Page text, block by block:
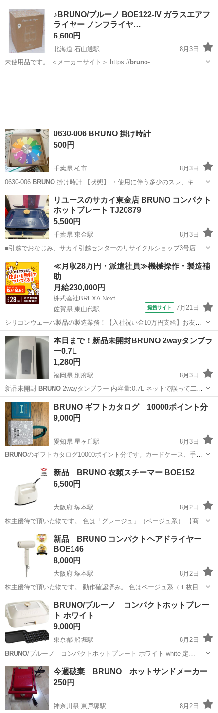
ィックが壊れた為、それ以外のセットになります。 軽量カップ？のみ
傷等使用感あります。 ブレンダースティック以外はまだ使用出来ます
が、別の物に買い換えたので...
島根 松江市 キッチン家電
♪BRUNO/ブルーノ BOE122-IV ガラスエアフ
ライヤー ノンフライヤ…
6,600円
北海道 石山通駅
8月3日
未使用品です。 ＜メーカーサイト＞ https://bruno-
0630-006 BRUNO 掛け時計
500円
千葉県 柏市
8月3日
0630-006 BRUNO掛け時計 【状態】 ・使用に伴う多少のスレ、キ
ズ、落としきれない汚れなどございます ・詳細は現地でご確認くださ
い ・お値引きは出来かねますのでご了承願います ※中古品のため、
状...
千葉 柏市 BRUNO
リユースのサカイ東金店 BRUNO コンパクト
ホットプレート TJ20879
5,500円
千葉県 東金駅
8月3日
■引越でおなじみ、サカイ引越センターのリサイクルショップ3号店が
オープン致しました。 リユースのサカイ東金店です！ ★住所：千葉県
東金市南上宿11-8 JR東金駅から徒歩15分です！ ただいまオープンキ
ャンペーン...
千葉 東金市 東金駅 キッチン家電 BRUNO
≪月収28万円・派遣社員≫機械操作・製造補
助
月給230,000円
株式会社BREXA Next
佐賀県 東山代駅
提携サイト 7月21日
シリコンウェーハ製品の製造業務！【入社祝い金10万円支給】お友達
やカップルとの応募OK◎年間休日129日＆休出なしでプライベート充
実♪業務はクリーンルームで快適作業◎自社正社員登用制度あり★1食
300円～の格安食堂あり！《佐...
佐賀 伊万里市 東山代駅 その他
本日まで！新品未開封BRUNO 2wayタンブラ
ー0.7L
1,280円
福岡県 別府駅
8月3日
新品未開封 BRUNO2wayタンブラー 内容量:0.7L ネットで誤って二つ
買ってしまい、 返品の期間が過ぎたため出品します。
福岡 福岡市 生活雑貨
BRUNO ギフトカタログ 10000ポイント分
9,000円
愛知県 星ヶ丘駅
8月3日
BRUNOのギフトカタログ10000ポイント分です。カードケース、手提
げ袋とセットでお渡しします。 お好きな商品と交換できます。 人気の
コンパクトホットプレートやオートクックポットなども交換対象で
す。 有効期限：2027...
名古屋市 その他
新品 BRUNO 衣類スチーマー BOE152
6,500円
大阪府 塚本駅
8月2日
株主優待で頂いた物です。 色は「グレージュ」（ベージュ系） 【商品
説明】 衣類のシワをしっかり伸ばしたいときにも、お出かけ前に気に
なる部分を手早くケアしたいときにも使えるプレス・スチーム兼用衣
類スチーマー。 ...
大阪市 塚本駅 スチーマー
新品 BRUNO コンパクトヘアドライヤー
BOE146
8,000円
大阪府 塚本駅
8月2日
株主優待で頂いた物です。 動作確認済み。 色はベージュ系（１枚目の
写真の色） 専用収納袋付き 【商品説明】 時短をかなえる「速乾力」
と、毎日使いやすい「超軽量」を両立したコンパクトヘアドライヤ
ー。 軽...
大阪 大阪市 美容家電
BRUNO/ブルーノ コンパクトホットプレー
ト ホワイト
9,000円
東京都 船堀駅
8月2日
BRUNO/ブルーノ コンパクトホットプレート ホワイト white 定
価:12100円 最近貰ったものですが、 使用する機会がありませんのでお
譲り先を探しております。商品は未開封です。 取りに来てくださる方
のみお願いし...
東京 江戸川区 船堀駅
今週破棄 BRUNO ホットサンドメーカー
250円
神奈川県 東戸塚駅 8月2日